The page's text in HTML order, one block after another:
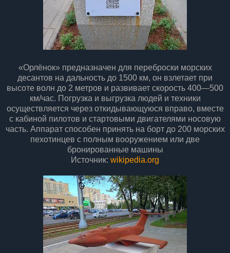
«Орлёнок» предназначен для переброски морских
десантов на дальность до 1500 км, он взлетает при
высоте волн до 2 метров и развивает скорость 400—500
км/час. Погрузка и выгрузка людей и техники
осуществляется через откидывающуюся вправо, вместе
с кабиной пилотов и стартовыми двигателями носовую
часть. Аппарат способен принять на борт до 200 морских
пехотинцев с полным вооружением или две
бронированные машины
Источник: wikipedia.org